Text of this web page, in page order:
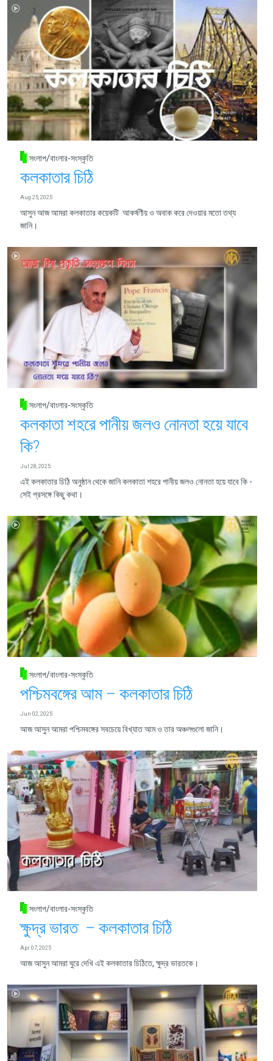
সংলাপ/বাংলার-সংস্কৃতি
কলকাতার চিঠি
Aug 25, 2025
আসুন আজ আমরা কলকাতার কয়েকটি আকর্ষণীয় ও অবাক করে দেওয়ার মতো তথ্য
জানি।
সংলাপ/বাংলার-সংস্কৃতি
কলকাতা শহরে পানীয় জলও নোনতা হয়ে যাবে
কি?
Jul 28, 2025
এই কলকাতার চিঠি অনুষ্ঠান থেকে জানি কলকাতা শহরে পানীয় জলও নোনতা হয়ে যাবে কি -
সেই প্রসঙ্গে কিছু কথা।
সংলাপ/বাংলার-সংস্কৃতি
পশ্চিমবঙ্গের আম – কলকাতার চিঠি
Jun 02, 2025
আজ আসুন আমরা পশ্চিমবঙ্গের সবচেয়ে বিখ্যাত আম ও তার অঞ্চলগুলো জানি।
সংলাপ/বাংলার-সংস্কৃতি
ক্ষুদ্র ভারত – কলকাতার চিঠি
Apr 07, 2025
আজ আসুন আমরা ঘুরে দেখি এই কলকাতার চিঠিতে, ক্ষুদ্র ভারতকে।